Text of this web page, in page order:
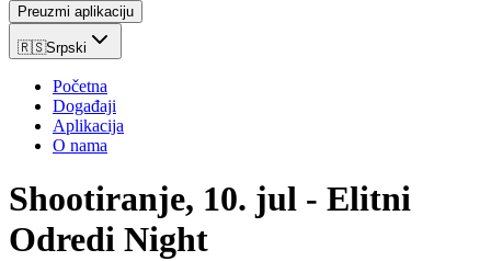
Preuzmi aplikaciju
🇷🇸Srpski
Početna
Događaji
Aplikacija
O nama
Shootiranje, 10. jul - Elitni
Odredi Night